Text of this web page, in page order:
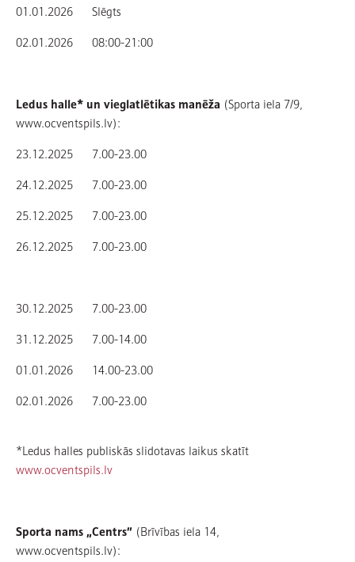
01.01.2026 Slēgts
02.01.2026 08:00-21:00
Ledus halle* un vieglatlētikas manēža (Sporta iela 7/9,
www.ocventspils.lv):
23.12.2025 7.00-23.00
24.12.2025 7.00-23.00
25.12.2025 7.00-23.00
26.12.2025 7.00-23.00
30.12.2025 7.00-23.00
31.12.2025 7.00-14.00
01.01.2026 14.00-23.00
02.01.2026 7.00-23.00
*Ledus halles publiskās slidotavas laikus skatīt
www.ocventspils.lv
Sporta nams „Centrs” (Brīvības iela 14,
www.ocventspils.lv):